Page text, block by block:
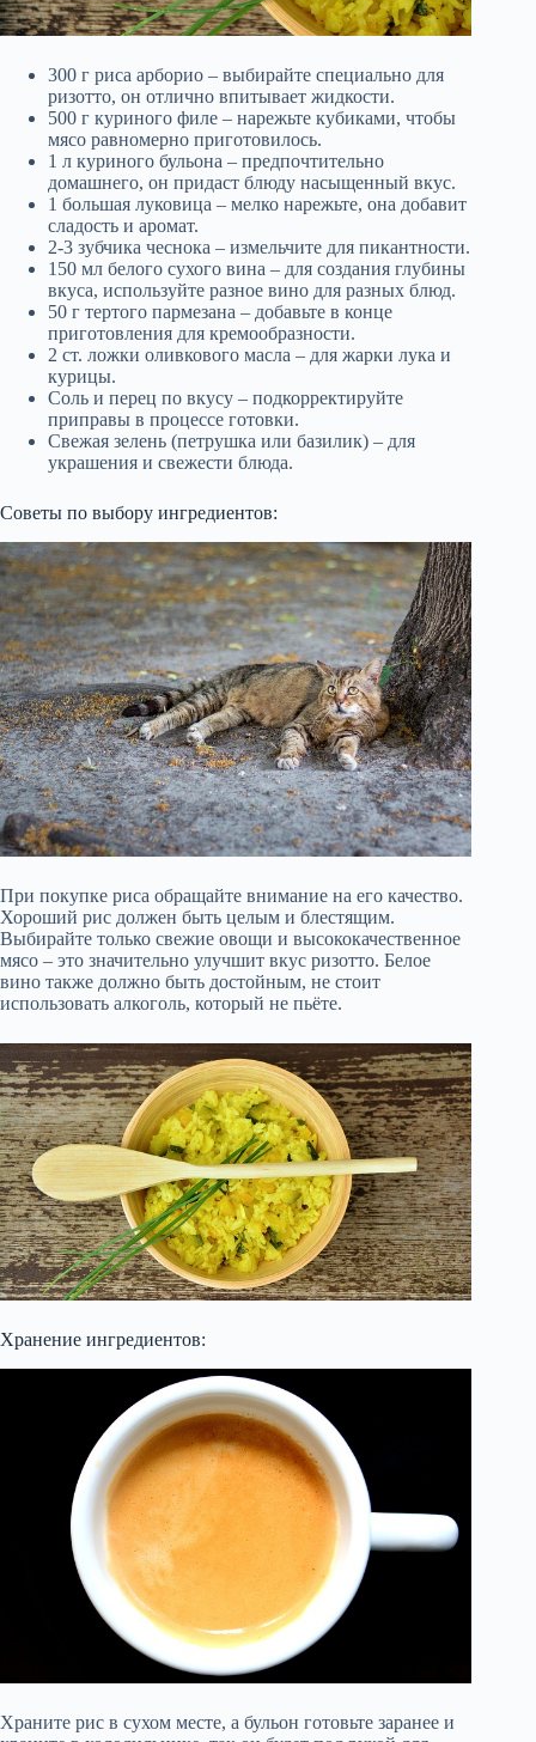
300 г риса арборио – выбирайте специально для
ризотто, он отлично впитывает жидкости.
500 г куриного филе – нарежьте кубиками, чтобы
мясо равномерно приготовилось.
1 л куриного бульона – предпочтительно
домашнего, он придаст блюду насыщенный вкус.
1 большая луковица – мелко нарежьте, она добавит
сладость и аромат.
2-3 зубчика чеснока – измельчите для пикантности.
150 мл белого сухого вина – для создания глубины
вкуса, используйте разное вино для разных блюд.
50 г тертого пармезана – добавьте в конце
приготовления для кремообразности.
2 ст. ложки оливкового масла – для жарки лука и
курицы.
Соль и перец по вкусу – подкорректируйте
приправы в процессе готовки.
Свежая зелень (петрушка или базилик) – для
украшения и свежести блюда.
Советы по выбору ингредиентов:
При покупке риса обращайте внимание на его качество.
Хороший рис должен быть целым и блестящим.
Выбирайте только свежие овощи и высококачественное
мясо – это значительно улучшит вкус ризотто. Белое
вино также должно быть достойным, не стоит
использовать алкоголь, который не пьёте.
Хранение ингредиентов:
Храните рис в сухом месте, а бульон готовьте заранее и